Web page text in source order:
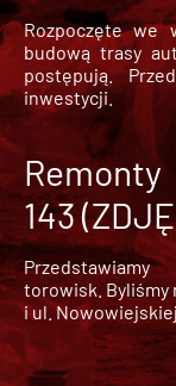
Rozpoczęte we
budową trasy
postępują.
inwestycji.
143
torowisk. Byliśmy
i ul.